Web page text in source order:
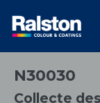
N30030
Collecte